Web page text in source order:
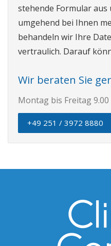
stehende Formular aus
umgehend bei Ihnen
behandeln wir Ihre
vertraulich. Darauf
Wir beraten Sie
Montag bis Freitag 9.00
+49 251 / 3972 8880